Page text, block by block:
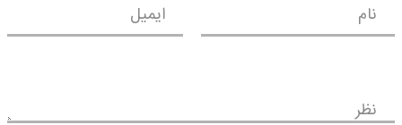
نام ایمیل
نظر